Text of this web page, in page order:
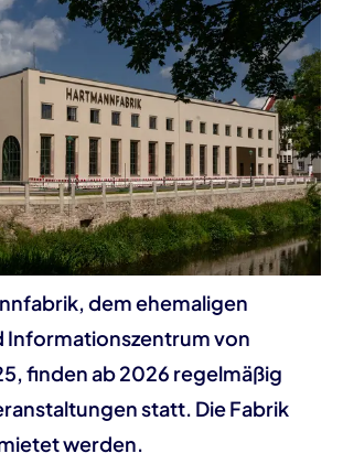
dem ehemaligen
Informationszentrum von
finden ab 2026 regelmäßig
statt. Die Fabrik
werden.